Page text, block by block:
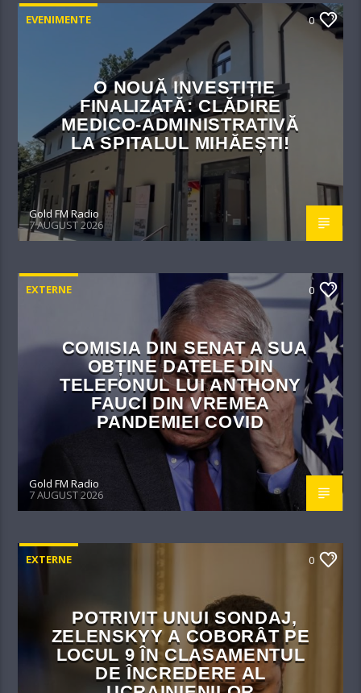
EVENIMENTE 0
O NOUĂ INVESTIȚIE
FINALIZATĂ: CLĂDIRE
MEDICO-ADMINISTRATIVĂ
LA SPITALUL MIHĂEȘTI!​
Gold FM Radio
7 AUGUST 2026
EXTERNE 0
COMISIA DIN SENAT A SUA
OBȚINE DATELE DIN
TELEFONUL LUI ANTHONY
FAUCI DIN VREMEA
PANDEMIEI COVID
Gold FM Radio
7 AUGUST 2026
EXTERNE 0
POTRIVIT UNUI SONDAJ,
ZELENSKYY A COBORÂT PE
LOCUL 9 ÎN CLASAMENTUL
DE ÎNCREDERE AL